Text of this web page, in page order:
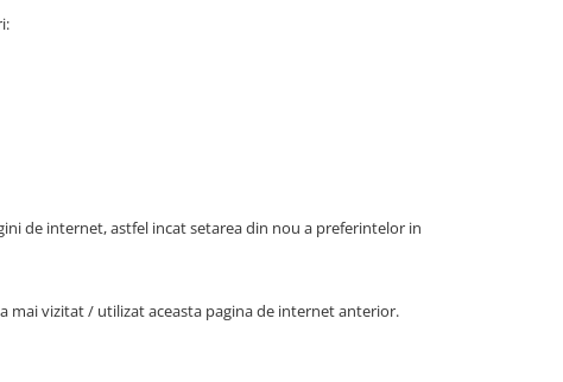
de internet, astfel incat setarea din nou a preferintelor in
mai vizitat / utilizat aceasta pagina de internet anterior.